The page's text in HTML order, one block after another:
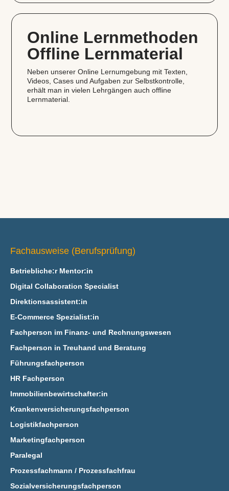
Online Lernmethoden
Offline Lernmaterial
Neben unserer Online Lernumgebung mit Texten,
Videos, Cases und Aufgaben zur Selbstkontrolle,
erhält man in vielen Lehrgängen auch offline
Lernmaterial.
Fachausweise (Berufsprüfung)
Betriebliche:r Mentor:in
Digital Collaboration Specialist
Direktionsassistent:in
E‑Commerce Spezialist:in
Fachperson im Finanz- und Rechnungswesen
Fachperson in Treuhand und Beratung
Führungsfachperson
HR Fachperson
Immobilienbewirtschafter:in
Krankenversicherungsfachperson
Logistikfachperson
Marketingfachperson
Paralegal
Prozessfachmann / Prozessfachfrau
Sozialversicherungsfachperson